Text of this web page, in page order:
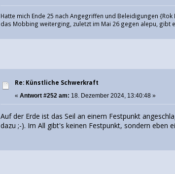
Hatte mich Ende 25 nach Angegriffen und Beleidigungen
das Mobbing weiterging, zuletzt im Mai 26 gegen alepu, gibt
Re: Künstliche Schwerkraft
«Antwort #252 am: 18. Dezember 2024, 13:40:48 »
Auf der Erde ist das Seil an einem Festpunkt
dazu ;-). Im All gibt's keinen Festpunkt, sondern eben